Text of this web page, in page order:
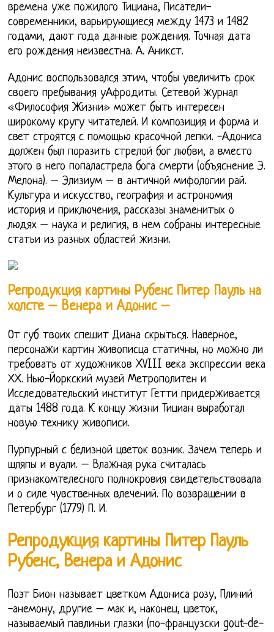
времена уже пожилого Тициана, Писатели-
современники, варьирующиеся между 1473 и 1482
годами, дают года данные рождения. Точная дата
его рождения неизвестна. А. Аникст.
Адонис воспользовался этим, чтобы увеличить срок
своего пребывания уАфродиты. Сетевой журнал
«Философия Жизни» может быть интересен
широкому кругу читателей. И композиция и форма и
свет строятся с помощью красочной лепки. -Адониса
должен был поразить стрелой бог любви, а вместо
этого в него попаластрела бога смерти (объяснение Э.
Мелона). – Элизиум – в античной мифологии рай.
Культура и искусство, география и астрономия
история и приключения, рассказы знаменитых о
людях – наука и религия, в нем собраны интересные
статьи из разных областей жизни.
Репродукция картины Рубенс Питер Пауль на
холсте – Венера и Адонис –
От губ твоих спешит Диана скрыться. Наверное,
персонажи картин живописца статичны, но можно ли
требовать от художников XVIII века экспрессии века
ХХ. Нью-Йоркский музей Метрополитен и
Исследовательский институт Гетти придерживается
даты 1488 года. К концу жизни Тициан выработал
новую технику живописи.
Пурпурный с белизной цветок возник. Зачем теперь и
шляпы и вуали. – Влажная рука считалась
признакомтелесного полнокровия свидетельствовала
и о силе чувственных влечений. По возвращении в
Петербург (1779) П. И.
Репродукция картины Питер Пауль
Рубенс, Венера и Адонис
Поэт Бион называет цветком Адониса розу, Плиний
-анемону, другие – мак и, наконец, цветок,
называемый павлиньи глазки (по-французски gout-de-